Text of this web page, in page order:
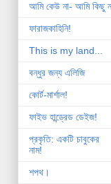
আমি কেউ না- আমি কিছু
ফারাজকাহিনি!
This is my land...
বন্ধুর জন্য এলিজি
কোর্ট-মার্শাল!
ফাইভ হান্ড্রেড ডেইজ!
প্রকৃতি: একটি চাবুকের
নাম!
শপথ।